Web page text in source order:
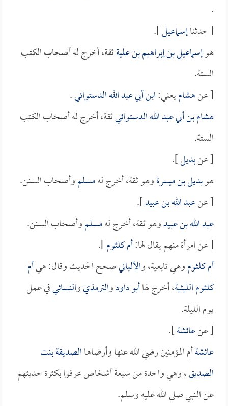
.
[ حدثناإسماعيل].
هوإسماعيل بن إبراهيم بن عليةثقة، أخرج له أصحاب الكتب
الستة.
[ عنهشاميعني:ابن أبي عبد الله الدستوائي.
هشام بن أبي عبد الله الدستوائيثقة، أخرج له أصحاب الكتب
الستة.
[ عنبديل].
هوبديل بن ميسرةوهو ثقة، أخرج لهمسلموأصحاب السنن.
[ عنعبد الله بن عبيد].
عبد الله بن عبيدوهو ثقة، أخرج لهمسلموأصحاب السنن.
[ عن امرأة منهم يقال لها:أم كلثوم].
أم كلثوموهي تابعية، والألبانيصحح الحديث وقال: هيأم
كلثوم الليثية، أخرج لهاأبو داودوالترمذيوالنسائيفي عمل
يوم الليلة.
[ عنعائشة].
عائشةأم المؤمنين رضي الله عنها وأرضاهاالصديقة بنت
الصديق، وهي واحدة من سبعة أشخاص عرفوا بكثرة حديثهم
عن النبي صلى الله عليه وسلم.